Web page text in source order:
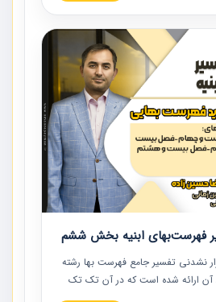
عملی در این خصوص ارائه شده است.
فهرست‌بهای ابنیه بخش ششم
نشدنی تفسیر جامع فهرست بها رشته
آن ارائه شده است که در آن تک تک
بها تفسیر و ارائه شده است. این